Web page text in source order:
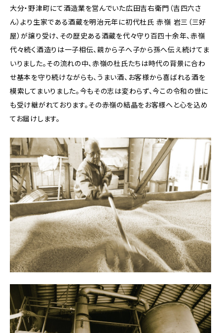
大分・野津町にて酒造業を営んでいた広田吉右衛門（吉四六さ
ん）より生家である酒蔵を明治元年に初代杜氏 赤嶺 岩三（三好
屋）が譲り受け、その歴史ある酒蔵を代々守り百四十余年、赤嶺
代々続く酒造りは一子相伝、親から子へ子から孫へ伝え続けてま
いりました。その流れの中、赤嶺の杜氏たちは時代の背景に合わ
せ基本を守り続けながらも、うまい酒、お客様から喜ばれる酒を
模索してまいりました。今もその志は変わらず、今この令和の世に
も受け継がれております。その赤嶺の結晶をお客様へと心を込め
てお届けします。